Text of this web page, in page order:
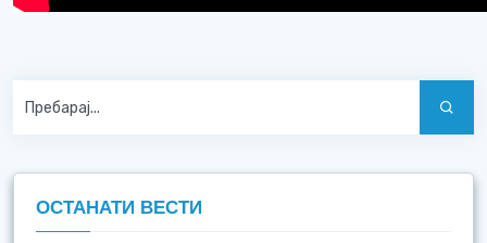
ОСТАНАТИ ВЕСТИ